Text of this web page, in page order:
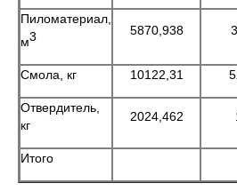
Пиломатериал,
м3 5870,938
Смола, кг 10122,31
Отвердитель,
кг
2024,462
Итого